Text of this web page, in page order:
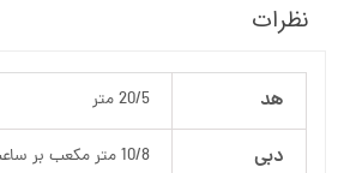
نظرات
هد 20/5 متر
دبی 10/8 متر مکعب بر ساعت